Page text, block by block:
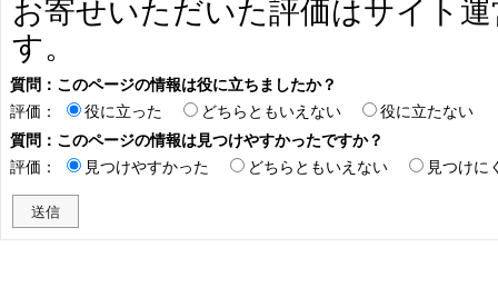
お寄せいただいた評価はサイト
す。
質問：このページの情報は役に立ちましたか？
評価：
役に立った どちらともいえない
役に立たない
質問：このページの情報は見つけやすかったですか？
評価：
見つけやすかった どちらともいえない 見つけに